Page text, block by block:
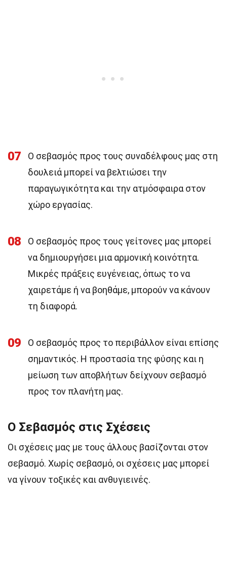
07
Ο σεβασμός προς τους συναδέλφους μας στη
δουλειά μπορεί να βελτιώσει την
παραγωγικότητα και την ατμόσφαιρα στον
χώρο εργασίας.
08
Ο σεβασμός προς τους γείτονες μας μπορεί
να δημιουργήσει μια αρμονική κοινότητα.
Μικρές πράξεις ευγένειας, όπως το να
χαιρετάμε ή να βοηθάμε, μπορούν να κάνουν
τη διαφορά.
09
Ο σεβασμός προς το περιβάλλον είναι επίσης
σημαντικός. Η προστασία της φύσης και η
μείωση των αποβλήτων δείχνουν σεβασμό
προς τον πλανήτη μας.
Ο Σεβασμός στις Σχέσεις
Οι σχέσεις μας με τους άλλους βασίζονται στον
σεβασμό. Χωρίς σεβασμό, οι σχέσεις μας μπορεί
να γίνουν τοξικές και ανθυγιεινές.